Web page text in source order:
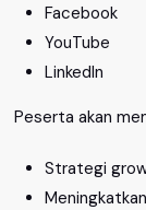
Facebook
YouTube
LinkedIn
Peserta akan
Strategi